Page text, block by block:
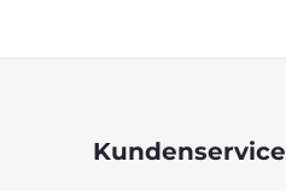
Kundenservice